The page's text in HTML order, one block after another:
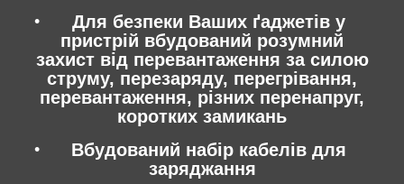
Для безпеки Ваших ґаджетів у
пристрій вбудований розумний
захист від перевантаження за силою
струму, перезаряду, перегрівання,
перевантаження, різних перенапруг,
коротких замикань
Вбудований набір кабелів для
заряджання